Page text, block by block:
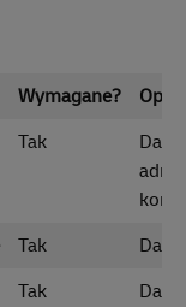
Wymagane?
Opis
Tak
Dane
Tak
Tak
Dane